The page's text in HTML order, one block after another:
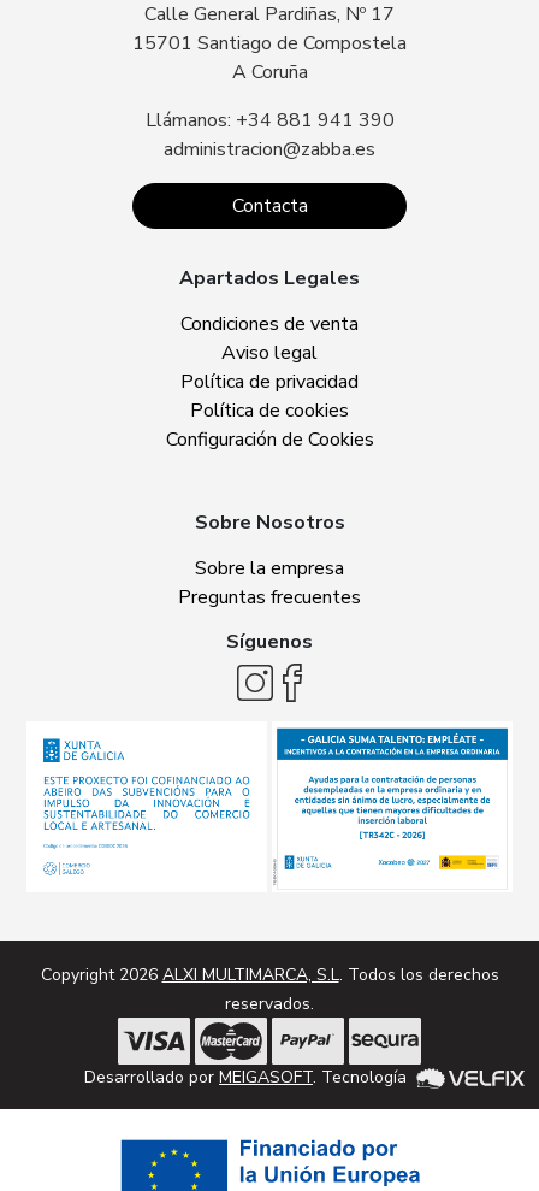
Calle General Pardiñas, Nº 17
15701 Santiago de Compostela
A Coruña
Llámanos: +34 881 941 390
administracion@zabba.es
Contacta
Apartados Legales
Condiciones de venta
Aviso legal
Política de privacidad
Política de cookies
Configuración de Cookies
Sobre Nosotros
Sobre la empresa
Preguntas frecuentes
Síguenos
Copyright 2026 ALXI MULTIMARCA, S.L. Todos los derechos
reservados.
Desarrollado por MEIGASOFT. Tecnología